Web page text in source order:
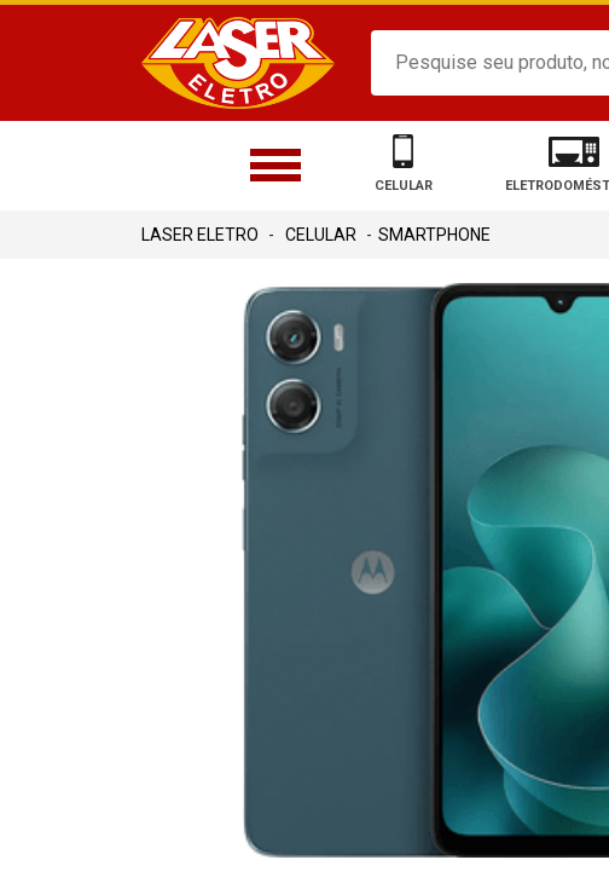
CELULAR
CELULAR SMARTPHONE